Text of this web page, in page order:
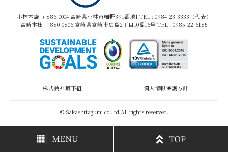
小林本店 〒886-0004 宮崎県小林市細野391番地1 TEL : 0984-23-3333（代表）
宮崎本社 〒880-0806 宮崎県宮崎市広島2丁目10番16号 TEL : 0985-22-6185
株式会社坂下組 個人情報保護方針
© Sakashitagumi co,.ltd All rights reserved.